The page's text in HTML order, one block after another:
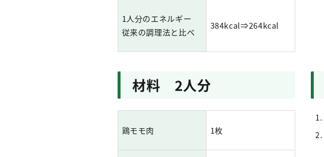
1人分のエネルギー
従来の調理法と比べ
384kcal⇒264kcal
材料 2人分
鶏モモ肉 1枚